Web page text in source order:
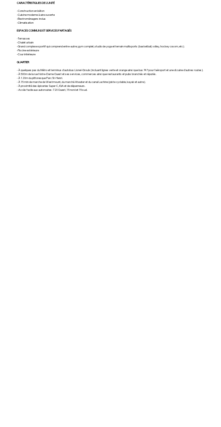
CARACTÉRISTIQUES DE L'UNITÉ
-Construction en béton
-Cuisine moderne à aire ouverte
-Électroménagers inclus
-Climatisation
ESPACES COMMUNS ET SERVICES PARTAGÉS
-Terrasses
-Chalet urbain
-Grand complexe sportif qui comprend entre-autre; gym complet, studio de yoga et terrain multisports (basketball, volley, hockey cosom, etc).
-Piscine extérieure
-Cour intérieure
QUARTIER
- À quelques pas du Métro et terminus d'autobus Lionel-Groulx (incluant lignes verte et orange ainsi que bus 747 pour l'aéroport et une dizaine d'autres routes).
- À 500m de la rue Notre-Dame Ouest et ses services, commerces ainsi que restaurants et pubs branchés et réputés.
- À 120m du pittoresque Parc St-Henri.
- À 15 min de marche de Westmount, du marché Atwater et du canal Lachine (piste cyclable, kayak et autre).
- À proximité des épiceries Super C, IGA et de dépanneurs.
- Accès facile aux autoroutes: 720 Ouest, 15 nord et 15 sud.